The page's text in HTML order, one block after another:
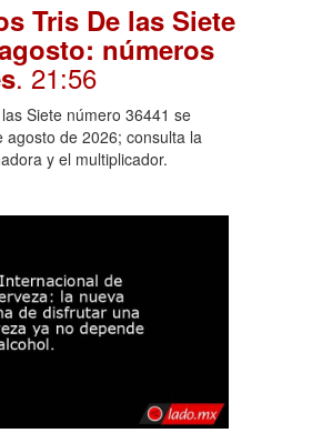
Tris De las Siete
números
. 21:56
Siete número 36441 se
agosto de 2026; consulta la
y el multiplicador.